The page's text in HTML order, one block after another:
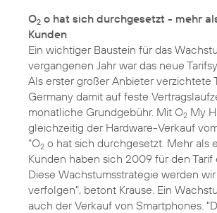
O2 o hat sich durchgesetzt - mehr
Kunden
Ein wichtiger Baustein für das
vergangenen Jahr war das neue
Als erster großer Anbieter verzichtete
Germany damit auf feste
monatliche Grundgebühr. Mit O2 My
gleichzeitig der Hardware-Verkauf
"O2 o hat sich durchgesetzt. Mehr als
Kunden haben sich 2009 für den
Diese Wachstumsstrategie werden
verfolgen", betont Krause. Ein
auch der Verkauf von Smartphones.